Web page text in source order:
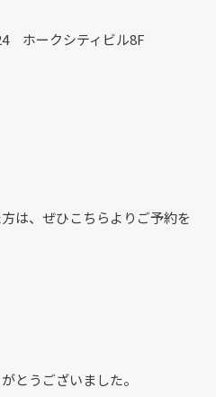
ホークシティビル8F
は、ぜひこちらよりご予約を
とうございました。